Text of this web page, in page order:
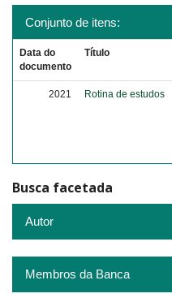
Conjunto de itens:
Data do
documento
Título
2021 Rotina de estudos
Busca facetada
Autor
Membros da Banca